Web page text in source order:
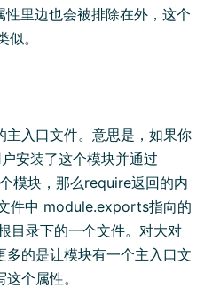
里边也会被排除在外，这个
。
主入口文件。意思是，如果你
安装了这个模块并通过
模块，那么require返回的内
件中 module.exports指向的
目录下的一个文件。对大对
多的是让模块有一个主入口文
个属性。